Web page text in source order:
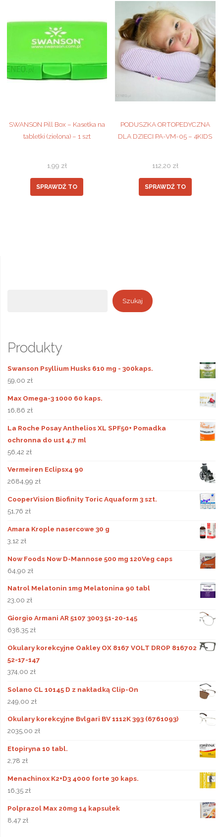
SWANSON Pill Box – Kasetka na
tabletki (zielona) – 1 szt
1,99 zł
SPRAWDŹ TO
PODUSZKA ORTOPEDYCZNA
DLA DZIECI PA-VM-05 – 4KIDS
112,20 zł
SPRAWDŹ TO
Szukaj
Produkty
Swanson Psyllium Husks 610 mg - 300kaps.
59,00 zł
Max Omega-3 1000 60 kaps.
16,86 zł
La Roche Posay Anthelios XL SPF50+ Pomadka
ochronna do ust 4,7 ml
56,42 zł
Vermeiren Eclipsx4 90
2684,99 zł
CooperVision Biofinity Toric Aquaform 3 szt.
51,76 zł
Amara Krople nasercowe 30 g
3,12 zł
Now Foods Now D-Mannose 500 mg 120Veg caps
64,90 zł
Natrol Melatonin 1mg Melatonina 90 tabl
23,00 zł
Giorgio Armani AR 5107 3003 51-20-145
638,35 zł
Okulary korekcyjne Oakley OX 8167 VOLT DROP 816702
52-17-147
374,00 zł
Solano CL 10145 D z nakładką Clip-On
249,00 zł
Okulary korekcyjne Bvlgari BV 1112K 393 (6761093)
2035,00 zł
Etopiryna 10 tabl.
2,78 zł
Menachinox K2+D3 4000 forte 30 kaps.
16,35 zł
Polprazol Max 20mg 14 kapsułek
8,47 zł